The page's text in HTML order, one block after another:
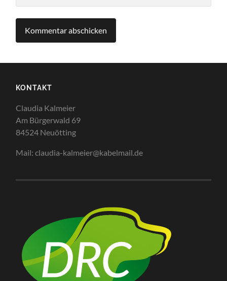
KONTAKT
Claudia Kalmeier
Am Bürgerwald 69
84524 Neuötting
Mail: claudia-kalmeier@kabelmail.de